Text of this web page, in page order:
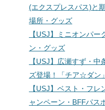
(エクスプレスパス)と
場所・グッズ
【USJ】ミニオンパー
ン・グッズ
【USJ】広瀬すず・
ズ登場！「チア☆ダン
【USJ】ベスト・フ
ャンペーン・BFFパス